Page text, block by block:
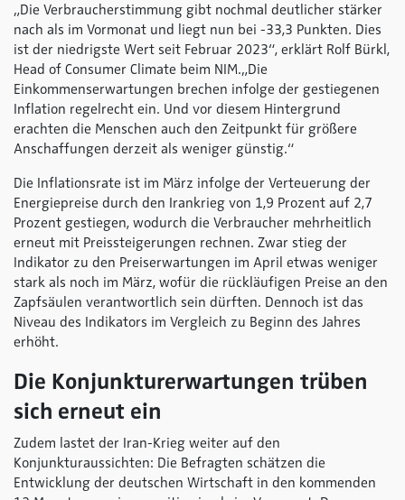
„Die Verbraucherstimmung gibt nochmal deutlicher stärker
nach als im Vormonat und liegt nun bei -33,3 Punkten. Dies
ist der niedrigste Wert seit Februar 2023“, erklärt Rolf Bürkl,
Head of Consumer Climate beim NIM.„Die
Einkommenserwartungen brechen infolge der gestiegenen
Inflation regelrecht ein. Und vor diesem Hintergrund
erachten die Menschen auch den Zeitpunkt für größere
Anschaffungen derzeit als weniger günstig.“
Die Inflationsrate ist im März infolge der Verteuerung der
Energiepreise durch den Irankrieg von 1,9 Prozent auf 2,7
Prozent gestiegen, wodurch die Verbraucher mehrheitlich
erneut mit Preissteigerungen rechnen. Zwar stieg der
Indikator zu den Preiserwartungen im April etwas weniger
stark als noch im März, wofür die rückläufigen Preise an den
Zapfsäulen verantwortlich sein dürften. Dennoch ist das
Niveau des Indikators im Vergleich zu Beginn des Jahres
erhöht.
Die Konjunkturerwartungen trüben
sich erneut ein
Zudem lastet der Iran-Krieg weiter auf den
Konjunkturaussichten: Die Befragten schätzen die
Entwicklung der deutschen Wirtschaft in den kommenden